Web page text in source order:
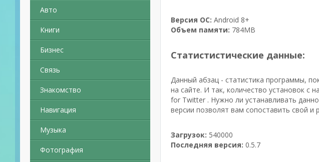
Авто
Книги
Бизнес
Связь
Знакомство
Навигация
Музыка
Фотография
Версия ОС: Android 8+
Объем памяти: 784MB
Статистистические данные:
Данный абзац - статистика программы,
на сайте. И так, количество установок с
for Twitter . Нужно ли устанавливать
версии позволят вам сопоставить свой
Загрузок: 540000
Последняя версия: 0.5.7